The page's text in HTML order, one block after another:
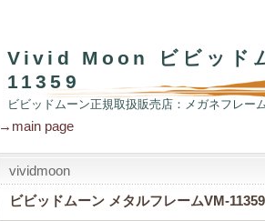
Vivid Moon ビビッド
11359
ビビッドムーン正規取扱販売店：メガネフレー
→main page
vividmoon
ビビッドムーン メタルフレームVM-11359